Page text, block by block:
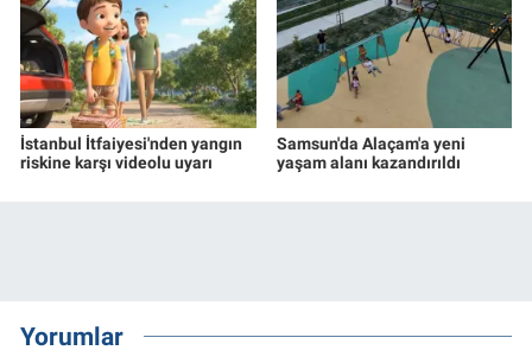
İstanbul İtfaiyesi'nden yangın
riskine karşı videolu uyarı
Samsun'da Alaçam'a yeni
yaşam alanı kazandırıldı
Yorumlar